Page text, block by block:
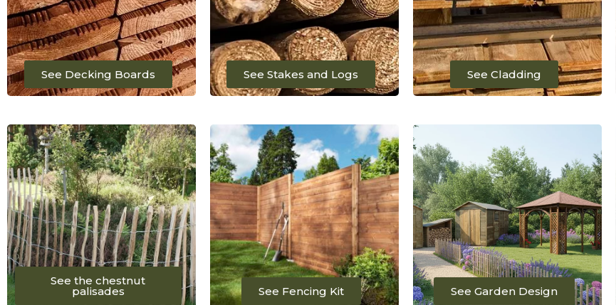
See Decking Boards See Stakes and Logs See Cladding
See the chestnut
palisades See Fencing Kit See Garden Design